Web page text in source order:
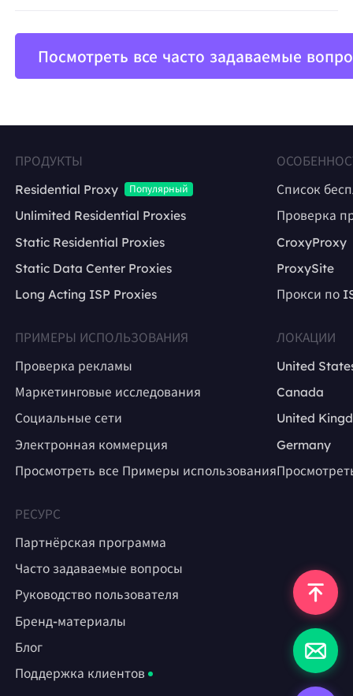
Посмотреть все часто задаваемые
ПРОДУКТЫ
Residential Proxy
Популярный
Unlimited Residential Proxies
Static Residential Proxies
Static Data Center Proxies
Long Acting ISP Proxies
Список
Проверка
CroxyProxy
ProxySite
Прокси по
ПРИМЕРЫ ИСПОЛЬЗОВАНИЯ
Проверка рекламы
Маркетинговые исследования
Социальные сети
Электронная коммерция
Просмотреть все Примеры использования
ЛОКАЦИИ
United
Canada
United
Germany
РЕСУРС
Партнёрская программа
Часто задаваемые вопросы
Руководство пользователя
Бренд-материалы
Блог
Поддержка клиентов